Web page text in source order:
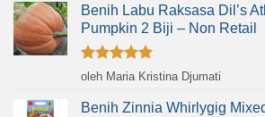
Benih Labu Raksasa Dil’s
Pumpkin 2 Biji – Non Retail
Dinilai5
oleh Maria Kristina Djumati
Benih Zinnia Whirlygig